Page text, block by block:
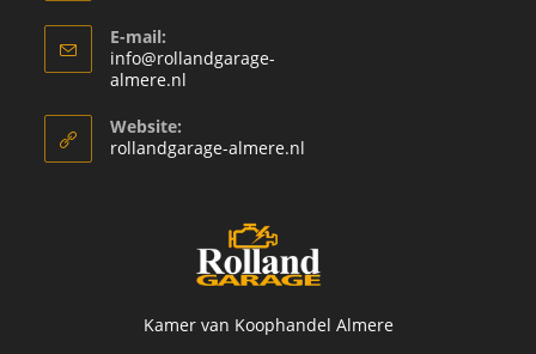
E-mail:
info@rollandgarage-
almere.nl
Website:
rollandgarage-almere.nl
Kamer van Koophandel Almere